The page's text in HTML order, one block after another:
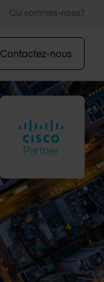
Qui sommes-nous?
Contactez-nous